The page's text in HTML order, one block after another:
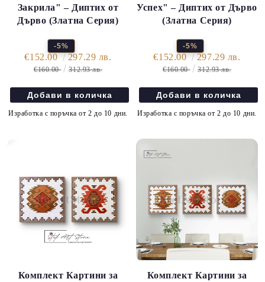
Закрила" – Диптих от
Дърво (Златна Серия)
-5%
€152.00 297.29 лв.
€160.00 312.93 лв.
Изработка с поръчка от 2 до 10 дни.
Успех" – Диптих от Дърво
(Златна Серия)
-5%
€152.00 297.29 лв.
€160.00 312.93 лв.
Изработка с поръчка от 2 до 10 дни.
Комплект Картини за
Комплект Картини за